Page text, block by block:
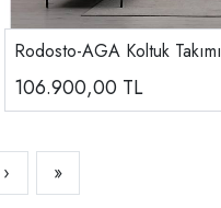
Rodosto-AGA Koltuk Takımı
106.900,00 TL
› »